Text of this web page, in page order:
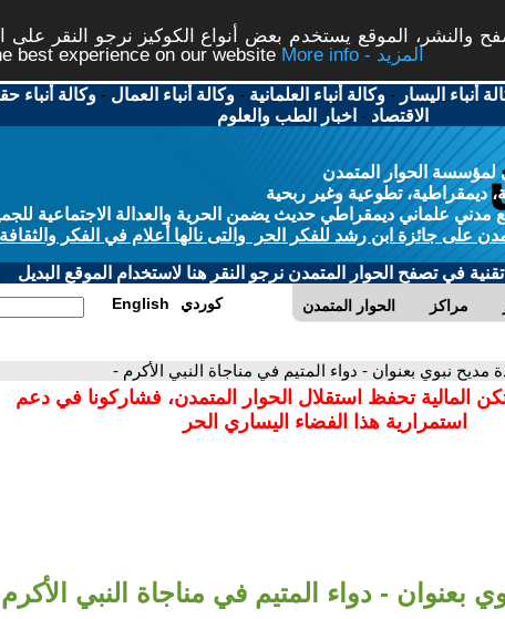
والنشر، الموقع يستخدم بعض أنواع الكوكيز نرجو النقر
best experience on our website
More info - المزيد
أنباء اليسار -وكالة أنباء العلمانية -وكالة أنباء العمال -وكالة أنباء
الاقتصاد - اخبار الطب والعلوم
لمؤسسة الحوار المتمدن
ديمقراطية، تطوعية وغير ربحية
علماني ديمقراطي حديث يضمن الحرية والعدالة الاجتماعية
على جائزة ابن رشد للفكر الحر والتى نالها أعلام في الفكر والثقافة
في تصفح الحوار المتمدن نرجو النقر هنا لاستخدام الموقع البديل
الحوار المتمدن مراكز English كوردي
مديح نبوي بعنوان - دواء المتيم في مناجاة النبي الأكرم -
المالية تحفظ استقلال الحوار المتمدن، فشاركونا في دعم
استمرارية هذا الفضاء اليساري الحر
بعنوان - دواء المتيم في مناجاة النبي